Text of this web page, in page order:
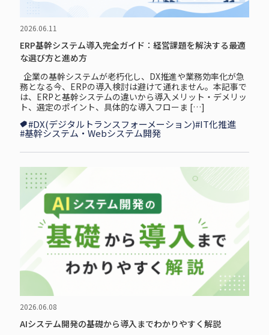
2026.06.11
ERP基幹システム導入完全ガイド：経営課題を解決する最適
な選び方と進め方
企業の基幹システムが老朽化し、DX推進や業務効率化が急
務となる今、ERPの導入検討は避けて通れません。本記事で
は、ERPと基幹システムの違いから導入メリット・デメリッ
ト、選定のポイント、具体的な導入フローま […]
#DX(デジタルトランスフォーメーション)#IT化推進
#基幹システム・Webシステム開発
2026.06.08
AIシステム開発の基礎から導入までわかりやすく解説